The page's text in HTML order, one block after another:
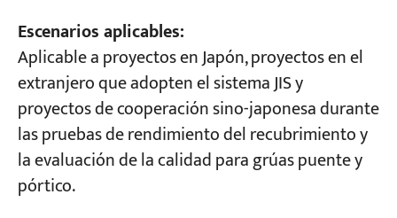
Escenarios aplicables:
Aplicable a proyectos en Japón, proyectos en el
extranjero que adopten el sistema JIS y
proyectos de cooperación sino-japonesa durante
las pruebas de rendimiento del recubrimiento y
la evaluación de la calidad para grúas puente y
pórtico.